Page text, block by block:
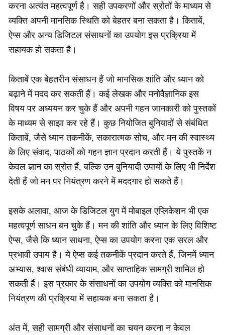
करना अत्यंत महत्वपूर्ण है। सही उपकरणों और स्रोतों के माध्यम से
व्यक्ति अपनी मानसिक स्थिति को बेहतर बना सकता है। किताबें,
ऐप्स और अन्य डिजिटल संसाधनों का उपयोग इस प्रक्रिया में
सहायक हो सकता है।
किताबें एक बेहतरीन संसाधन हैं जो मानसिक शांति और ध्यान को
बढ़ाने में मदद कर सकती हैं। कई लेखक और मनोवैज्ञानिक इस
विषय पर अध्ययन कर चुके हैं और अपनी गहन जानकारी को पुस्तकों
के माध्यम से साझा कर रहे हैं। कुछ नियोजित बुनियादों से संबंधित
किताबें, जैसे ध्यान तकनीकें, सकारात्मक सोच, और मन की स्वास्थ्य
के लिए संवाद, पाठकों को गहन ज्ञान प्रदान करती हैं। ये पुस्तकें न
केवल ज्ञान का स्रोत हैं, बल्कि उन बुनियादी उपायों के लिए भी निर्देश
देती हैं जो मन पर नियंत्रण करने में मददगार हो सकते हैं।
इसके अलावा, आज के डिजिटल युग में मोबाइल एप्लिकेशन भी एक
महत्वपूर्ण साधन बन चुके हैं। मन की शांति और ध्यान के लिए विशिष्ट
ऐप्स, जैसे कि ध्यान साधना, ऐप्स का उपयोग करना एक सरल और
प्रभावी उपाय है। ये ऐप्स कई तकनीकें प्रदान करते हैं, जिनमें ध्यान
अभ्यास, श्वास संबंधी व्यायाम, और साप्ताहिक सामग्री शामिल हो
सकती हैं। इस प्रकार के संसाधनों का उपयोग व्यक्ति को मानसिक
नियंत्रण की प्रक्रिया में सहायक बना सकता है।
अंत में, सही सामग्री और संसाधनों का चयन करना न केवल